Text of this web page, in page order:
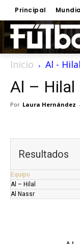
Principal
Inicio Al -
Al –
Por Laura Hernández -
Resultados
Equipo
Al – Hilal
Al Nassr